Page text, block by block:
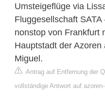
Umsteigeflüge via
Fluggesellschaft
nonstop von Frankfurt
Hauptstadt der
Miguel.
Antrag auf Entfernung der
vollständige Antwort auf